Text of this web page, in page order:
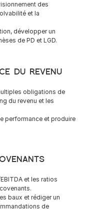
des
et la
développer un
de PD et LGD.
du revenu
obligations de
du revenu et les
performance et produire
et les ratios
baux et rédiger un
de